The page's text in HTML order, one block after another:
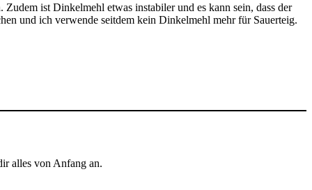
ist Dinkelmehl etwas instabiler und es kann sein, dass der
und ich verwende seitdem kein Dinkelmehl mehr für Sauerteig.
alles von Anfang an.